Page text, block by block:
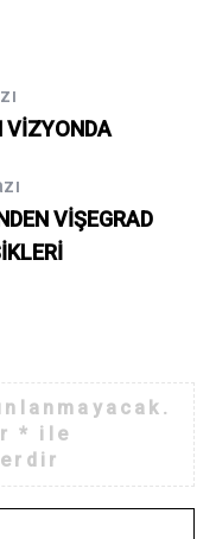
VİZYONDA
VİŞEGRAD
* ile